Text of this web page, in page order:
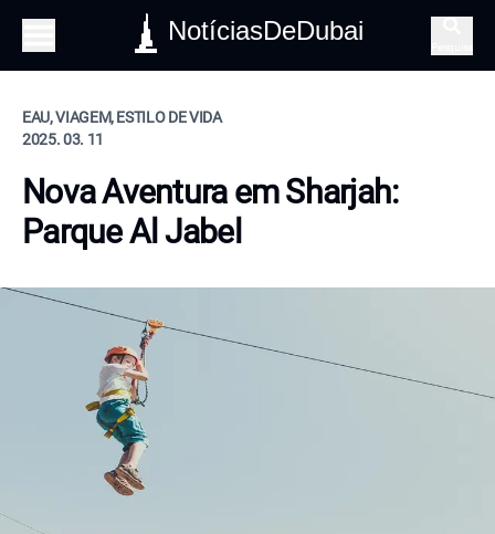
NotíciasDeDubai
EAU, VIAGEM, ESTILO DE VIDA
2025. 03. 11
Nova Aventura em Sharjah:
Parque Al Jabel